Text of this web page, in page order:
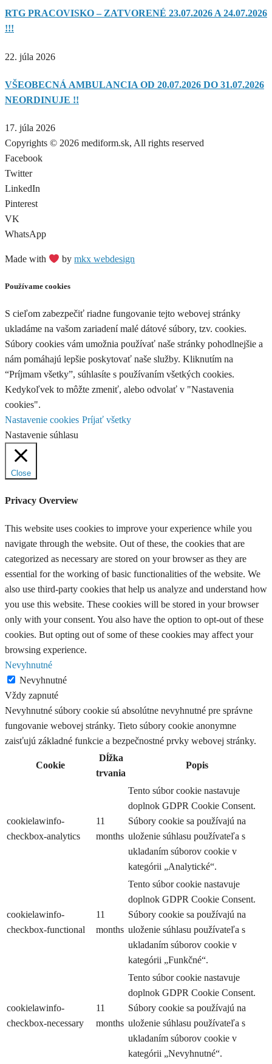
RTG PRACOVISKO – ZATVORENÉ 23.07.2026 A 24.07.2026
!!!
22. júla 2026
VŠEOBECNÁ AMBULANCIA OD 20.07.2026 DO 31.07.2026
NEORDINUJE !!
17. júla 2026
Copyrights © 2026 mediform.sk, All rights reserved​
Facebook
Twitter
LinkedIn
Pinterest
VK
WhatsApp
Made with bymkx webdesign
Používame cookies
S cieľom zabezpečiť riadne fungovanie tejto webovej stránky
ukladáme na vašom zariadení malé dátové súbory, tzv. cookies.
Súbory cookies vám umožnia používať naše stránky pohodlnejšie a
nám pomáhajú lepšie poskytovať naše služby. Kliknutím na
“Príjmam všetky”, súhlasíte s používaním všetkých cookies.
Kedykoľvek to môžte zmeniť, alebo odvolať v "Nastavenia
cookies".
Nastavenie cookies Príjať všetky
Nastavenie súhlasu
Close
Privacy Overview
This website uses cookies to improve your experience while you
navigate through the website. Out of these, the cookies that are
categorized as necessary are stored on your browser as they are
essential for the working of basic functionalities of the website. We
also use third-party cookies that help us analyze and understand how
you use this website. These cookies will be stored in your browser
only with your consent. You also have the option to opt-out of these
cookies. But opting out of some of these cookies may affect your
browsing experience.
Nevyhnutné
Nevyhnutné
Vždy zapnuté
Nevyhnutné súbory cookie sú absolútne nevyhnutné pre správne
fungovanie webovej stránky. Tieto súbory cookie anonymne
zaisťujú základné funkcie a bezpečnostné prvky webovej stránky.
Cookie
Dĺžka
trvania
Popis
cookielawinfo-
checkbox-analytics
11
months
Tento súbor cookie nastavuje
doplnok GDPR Cookie Consent.
Súbory cookie sa používajú na
uloženie súhlasu používateľa s
ukladaním súborov cookie v
kategórii „Analytické“.
cookielawinfo-
checkbox-functional
11
months
Tento súbor cookie nastavuje
doplnok GDPR Cookie Consent.
Súbory cookie sa používajú na
uloženie súhlasu používateľa s
ukladaním súborov cookie v
kategórii „Funkčné“.
cookielawinfo-
checkbox-necessary
11
months
Tento súbor cookie nastavuje
doplnok GDPR Cookie Consent.
Súbory cookie sa používajú na
uloženie súhlasu používateľa s
ukladaním súborov cookie v
kategórii „Nevyhnutné“.